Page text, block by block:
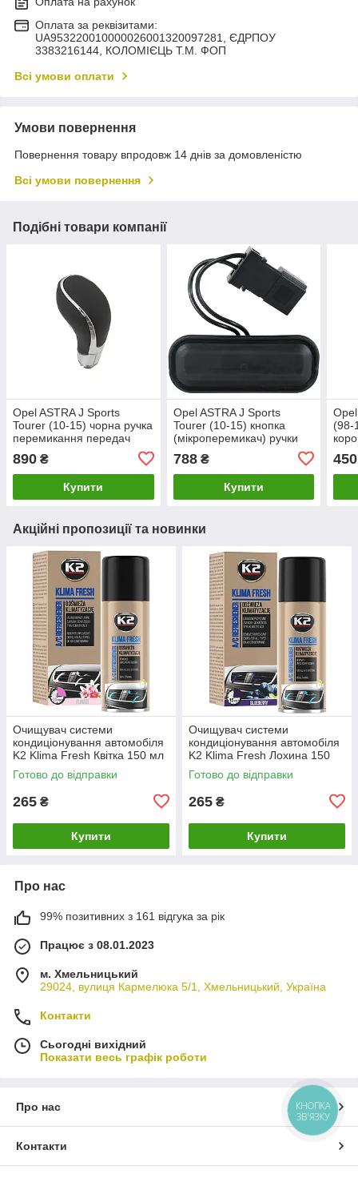
Оплата за реквізитами:
UA953220010000026001320097281, ЄДРПОУ
3383216144, КОЛОМIЄЦЬ Т.М. ФОП
Всі умови оплати
Умови повернення
Повернення товару впродовж 14 днів за домовленістю
Всі умови повернення
Подібні товари компанії
Opel ASTRA J Sports
Tourer (10-15) чорна ручка
перемикання передач
Астра
890 ₴
Купити
Opel ASTRA J Sports
Tourer (10-15) кнопка
(мікроперемикач) ручки
багажника, Опель Астра
788₴
Купити
(98-
450
Акційні пропозиції та новинки
Очищувач системи
кондиціонування автомобіля
K2 Klima Fresh Квітка 150 мл
(K222FL)
Готово до відправки
265 ₴
Купити
Очищувач системи
кондиціонування автомобіля
K2 Klima Fresh Лохина 150
мл (K222BB)
Готово до відправки
265 ₴
Купити
Про нас
99% позитивних з 161 відгука за рік
Працює з 08.01.2023
м. Хмельницький
29024, вулиця Кармелюка 5/1, Хмельницький, Україна
Контакти
Сьогодні вихідний
Показати весь графік роботи
Про нас
Контакти
КНОПКА
ЗВ'ЯЗКУ